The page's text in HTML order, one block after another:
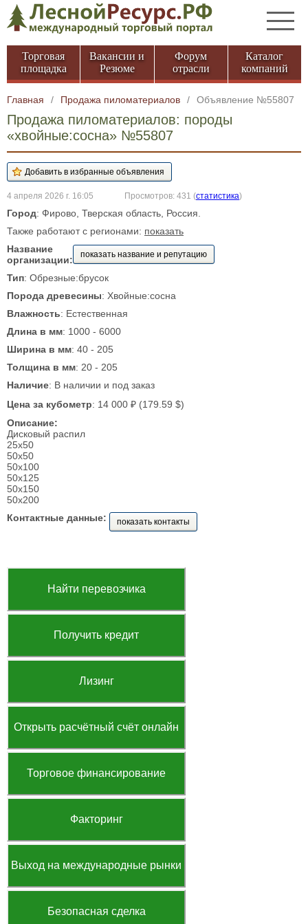
Торговая
площадка
Вакансии и
Резюме
Форум
отрасли
Каталог
компаний
Главная / Продажа пиломатериалов / Объявление №55807
Продажа пиломатериалов: породы
«хвойные:сосна» №55807
4 апреля 2026 г. 16:05 Просмотров: 431 (статистика)
Город: Фирово, Тверская область, Россия.
Также работают с регионами: показать
Название
организации:
показать название и репутацию
Тип: Обрезные:брусок
Порода древесины: Хвойные:сосна
Влажность: Естественная
Длина в мм: 1000 - 6000
Ширина в мм: 40 - 205
Толщина в мм: 20 - 205
Наличие: В наличии и под заказ
Цена за кубометр: 14 000 ₽ (179.59 $)
Описание:
Дисковый распил
25х50
50х50
50х100
50х125
50х150
50х200
Контактные данные:
показать контакты
Найти перевозчика
Получить кредит
Лизинг
Открыть расчётный счёт онлайн
Торговое финансирование
Факторинг
Выход на международные рынки
Безопасная сделка